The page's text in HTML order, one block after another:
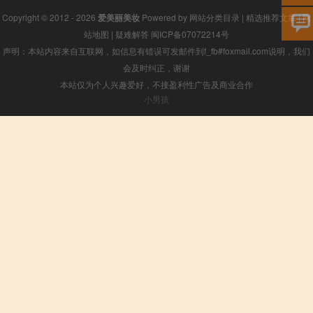
Copyright © 2012 - 2026 爱美丽美妆 Powered by 网站分类目录 | 精选推荐文章|网
站地图 | 疑难解答 闽ICP备07072214号
声明：本站内容来自互联网，如信息有错误可发邮件到f_fb#foxmail.com说明，我们
会及时纠正，谢谢
本站仅为个人兴趣爱好，不接盈利性广告及商业合作
小男孩